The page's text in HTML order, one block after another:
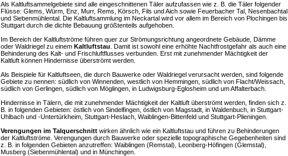
Als Kaltluftsammelgebiete sind alle eingeschnittenen Täler aufzufassen wie z. B. die Täler folgender
Flüsse: Glems, Würm, Enz, Murr, Rems, Körsch, Fils und Aich sowie Feuerbacher Tal, Nesenbachtal
und Siebenmühlental. Die Kaltluftsammlung im Neckartal wird vor allem im Bereich von Plochingen bis
Stuttgart durch die dichte Bebauung größtenteils aufgehoben.
Im Bereich der Kaltluftströme führen quer zur Strömungsrichtung angeordnete Gebäude, Dämme
oder Waldriegel zu einem Kaltluftstau . Damit ist sowohl eine erhöhte Nachtfrostgefahr als auch eine
Behinderung des Kalt- und Frischluftflusses verbunden. Erst mit zunehmender Mächtigkeit der
Kaltluft können Hindernisse überströmt werden.
Als Beispiele für Kaltluftseen, die durch Bauwerke oder Waldriegel verursacht werden, sind folgende
Gebiete zu nennen: südlich von Winnenden, westlich von Hemmingen, südlich von Flacht/Weissach,
südlich von Gerlingen, südlich von Möglingen, in Ludwigsburg-Eglosheim und um Affalterbach.
Hindernisse in Tälern, die mit zunehmender Mächtigkeit der Kaltluft überströmt werden, finden sich z.
B. in folgenden Gebieten: östlich von Sindelfingen, östlich von Magstadt, in Waldenbuch, in Stuttgart-
Uhlbach und -Untertürkheim, Stuttgart-Heslach, Waiblingen-Bittenfeld und Stuttgart-Plieningen.
Verengungen im Talquerschnitt wirken ähnlich wie ein Kaltluftstau und führen zu Behinderungen
der Kaltluftströme. Verengungen durch Bauwerke oder spezielle topographische Gegebenheiten sind
z. B. in folgenden Gebieten anzutreffen: Waiblingen (Remstal), Leonberg-Höfingen (Glemstal),
Musberg (Siebenmühlental) und in Münchingen.